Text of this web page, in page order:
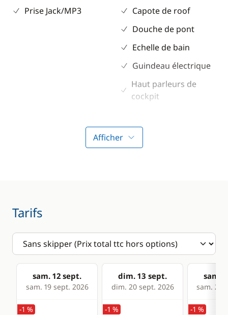
Prise Jack/MP3
Capote de roof
Douche de pont
Echelle de bain
Guindeau électrique
Haut parleurs de
cockpit
Loch - Speedo
Sondeur
Afficher
Tarifs
sam. 12 sept.
sam. 19 sept. 2026
dim. 13 sept.
dim. 20 sept. 2026
sam.
sam. 26
-1 % -1 % -1 %